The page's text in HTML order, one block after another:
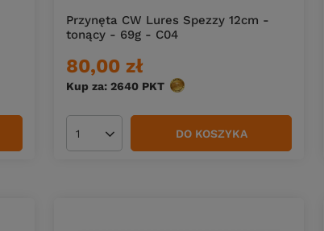
Przynęta CW Lures Spezzy 12cm -
tonący - 69g - C04
80,00 zł
Kup za: 2640 PKT punktów
Ilość produktów DO KOSZYKA